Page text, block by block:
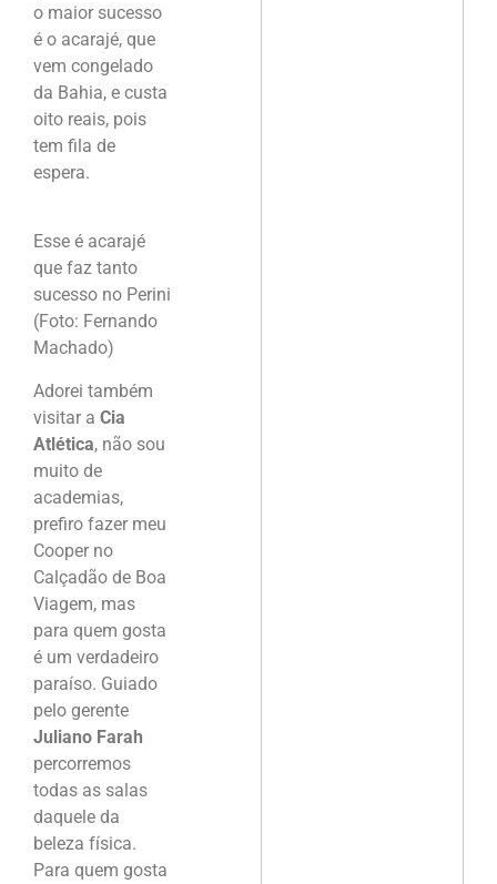
o maior sucesso
é o acarajé, que
vem congelado
da Bahia, e custa
oito reais, pois
tem fila de
espera.
Esse é acarajé
que faz tanto
sucesso no Perini
(Foto: Fernando
Machado)
Adorei também
visitar a Cia
Atlética, não sou
muito de
academias,
prefiro fazer meu
Cooper no
Calçadão de Boa
Viagem, mas
para quem gosta
é um verdadeiro
paraíso. Guiado
pelo gerente
Juliano Farah
percorremos
todas as salas
daquele da
beleza física.
Para quem gosta